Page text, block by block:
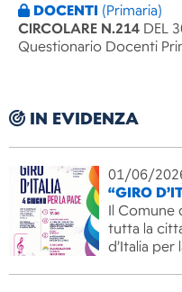
DOCENTI (Primaria)
CIRCOLARE N.214 DEL
Questionario Docenti
IN EVIDENZA
01/06/
“GIRO
Il Comune
tutta la
d’Italia